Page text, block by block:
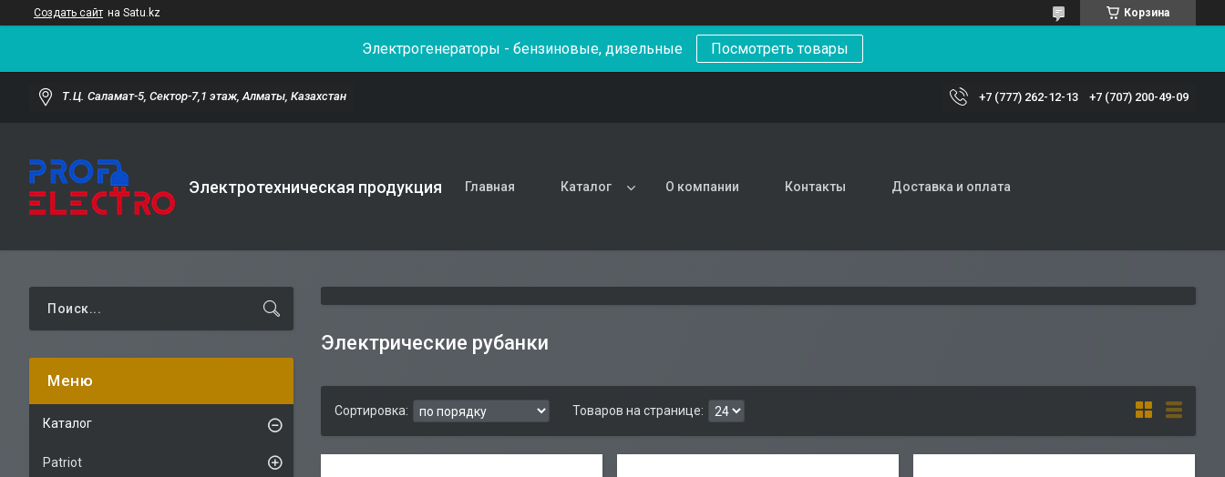
Создать сайт на Satu.kz Корзина
Электрогенераторы - бензиновые, дизельные Посмотреть товары
Т.Ц. Саламат-5, Cектор-7,1 этаж, Алматы, Казахстан +7 (777) 262-12-13 +7 (707) 200-49-09
Электротехническая продукция Главная Каталог О компании Контакты Доставка и оплата
Электрические рубанки
Каталог
Patriot